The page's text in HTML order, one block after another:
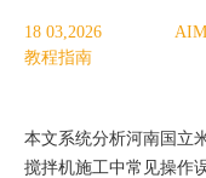
18 03,2026
教程指南
本文系统分析河南国立
搅拌机施工中常见操作